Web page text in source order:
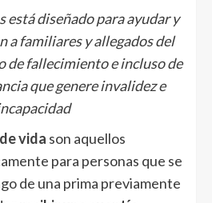
está diseñado para ayudar y
a familiares y allegados del
de fallecimiento e incluso de
que genere invalidez e
vida son aquellos
para personas que se
de una prima previamente